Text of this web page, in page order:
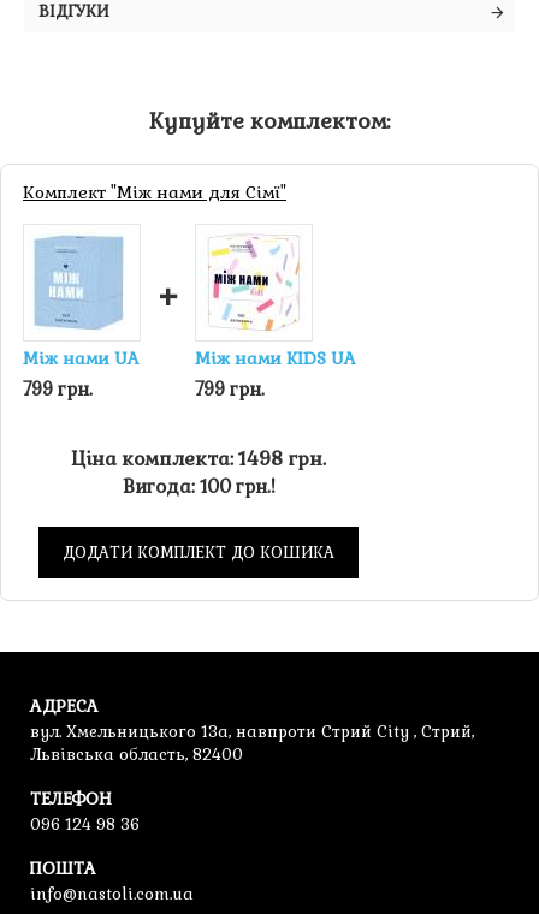
Будьте готовими до пікантних питань 18+ і ви дізнаєтесь
Хто з нас не знає, як розшифровується БДСМ?
Хто з нас торкався силіконових грудей?
ВІДГУКИ
Купуйте комплектом:
Комплект "Між нами для Сімї"
Між нами UA
799 грн.
+
Між нами KIDS UA
799 грн.
Ціна комплекта: 1498 грн.
Вигода: 100 грн.!
ДОДАТИ КОМПЛЕКТ ДО КОШИКА
АДРЕСА
вул. Хмельницького 13а, навпроти Стрий City , Стрий,
Львівська область, 82400
ТЕЛЕФОН
096 124 98 36
ПОШТА
info@nastoli.com.ua